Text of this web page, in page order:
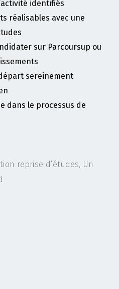
identifiés
réalisables avec une
sur Parcoursup ou
sereinement
dans le processus de